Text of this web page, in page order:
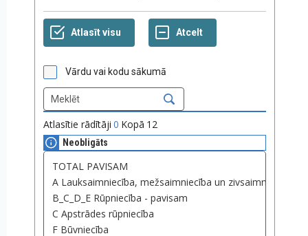
Vārdu vai kodu sākumā
Atlasītie rādītāji 0 Kopā 12
Neobligāts